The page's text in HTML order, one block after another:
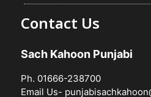
Contact Us
Sach Kahoon Punjabi
Ph. 01666-238700
Email Us-